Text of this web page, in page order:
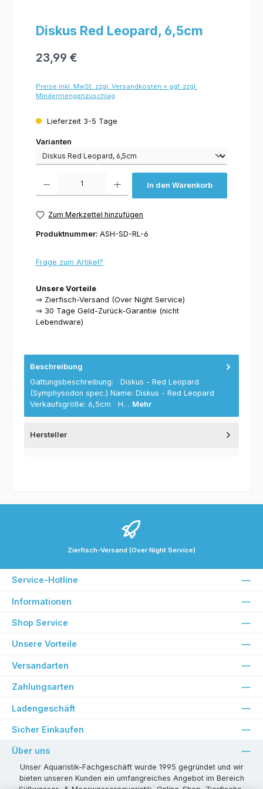
Diskus Red Leopard, 6,5cm
23,99 €
Preise inkl. MwSt. zzgl. Versandkosten + ggf. zzgl.
Mindermengenzuschlag
Lieferzeit 3-5 Tage
Varianten
Varianten
In den Warenkorb
Zum Merkzettel hinzufügen
Produktnummer: ASH-SD-RL-6
Frage zum Artikel?
Unsere Vorteile
⇒ Zierfisch-Versand (Over Night Service)
⇒ 30 Tage Geld-Zurück-Garantie (nicht
Lebendware)
Beschreibung
Gattungsbeschreibung: Diskus - Red Leopard
(Symphysodon spec.) Name: Diskus - Red Leopard
Verkaufsgröße: 6,5cm H… Mehr
Hersteller
Zierfisch-Versand (Over Night Service)
Service-Hotline
Informationen
Shop Service
Unsere Vorteile
Versandarten
Zahlungsarten
Ladengeschäft
Sicher Einkaufen
Über uns
Unser Aquaristik-Fachgeschäft wurde 1995 gegründet und wir
bieten unseren Kunden ein umfangreiches Angebot im Bereich